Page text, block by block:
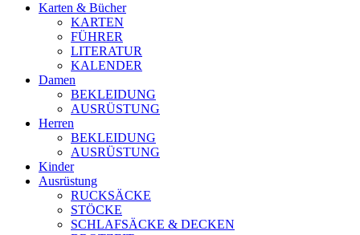
Karten & Bücher
KARTEN
FÜHRER
LITERATUR
KALENDER
Damen
BEKLEIDUNG
AUSRÜSTUNG
Herren
BEKLEIDUNG
AUSRÜSTUNG
Kinder
Ausrüstung
RUCKSÄCKE
STÖCKE
SCHLAFSÄCKE & DECKEN